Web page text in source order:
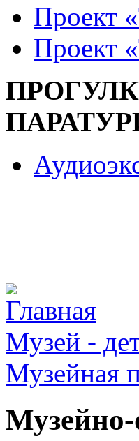
Проект
Проект
Главная
Музей -
Музейная
Музейно-